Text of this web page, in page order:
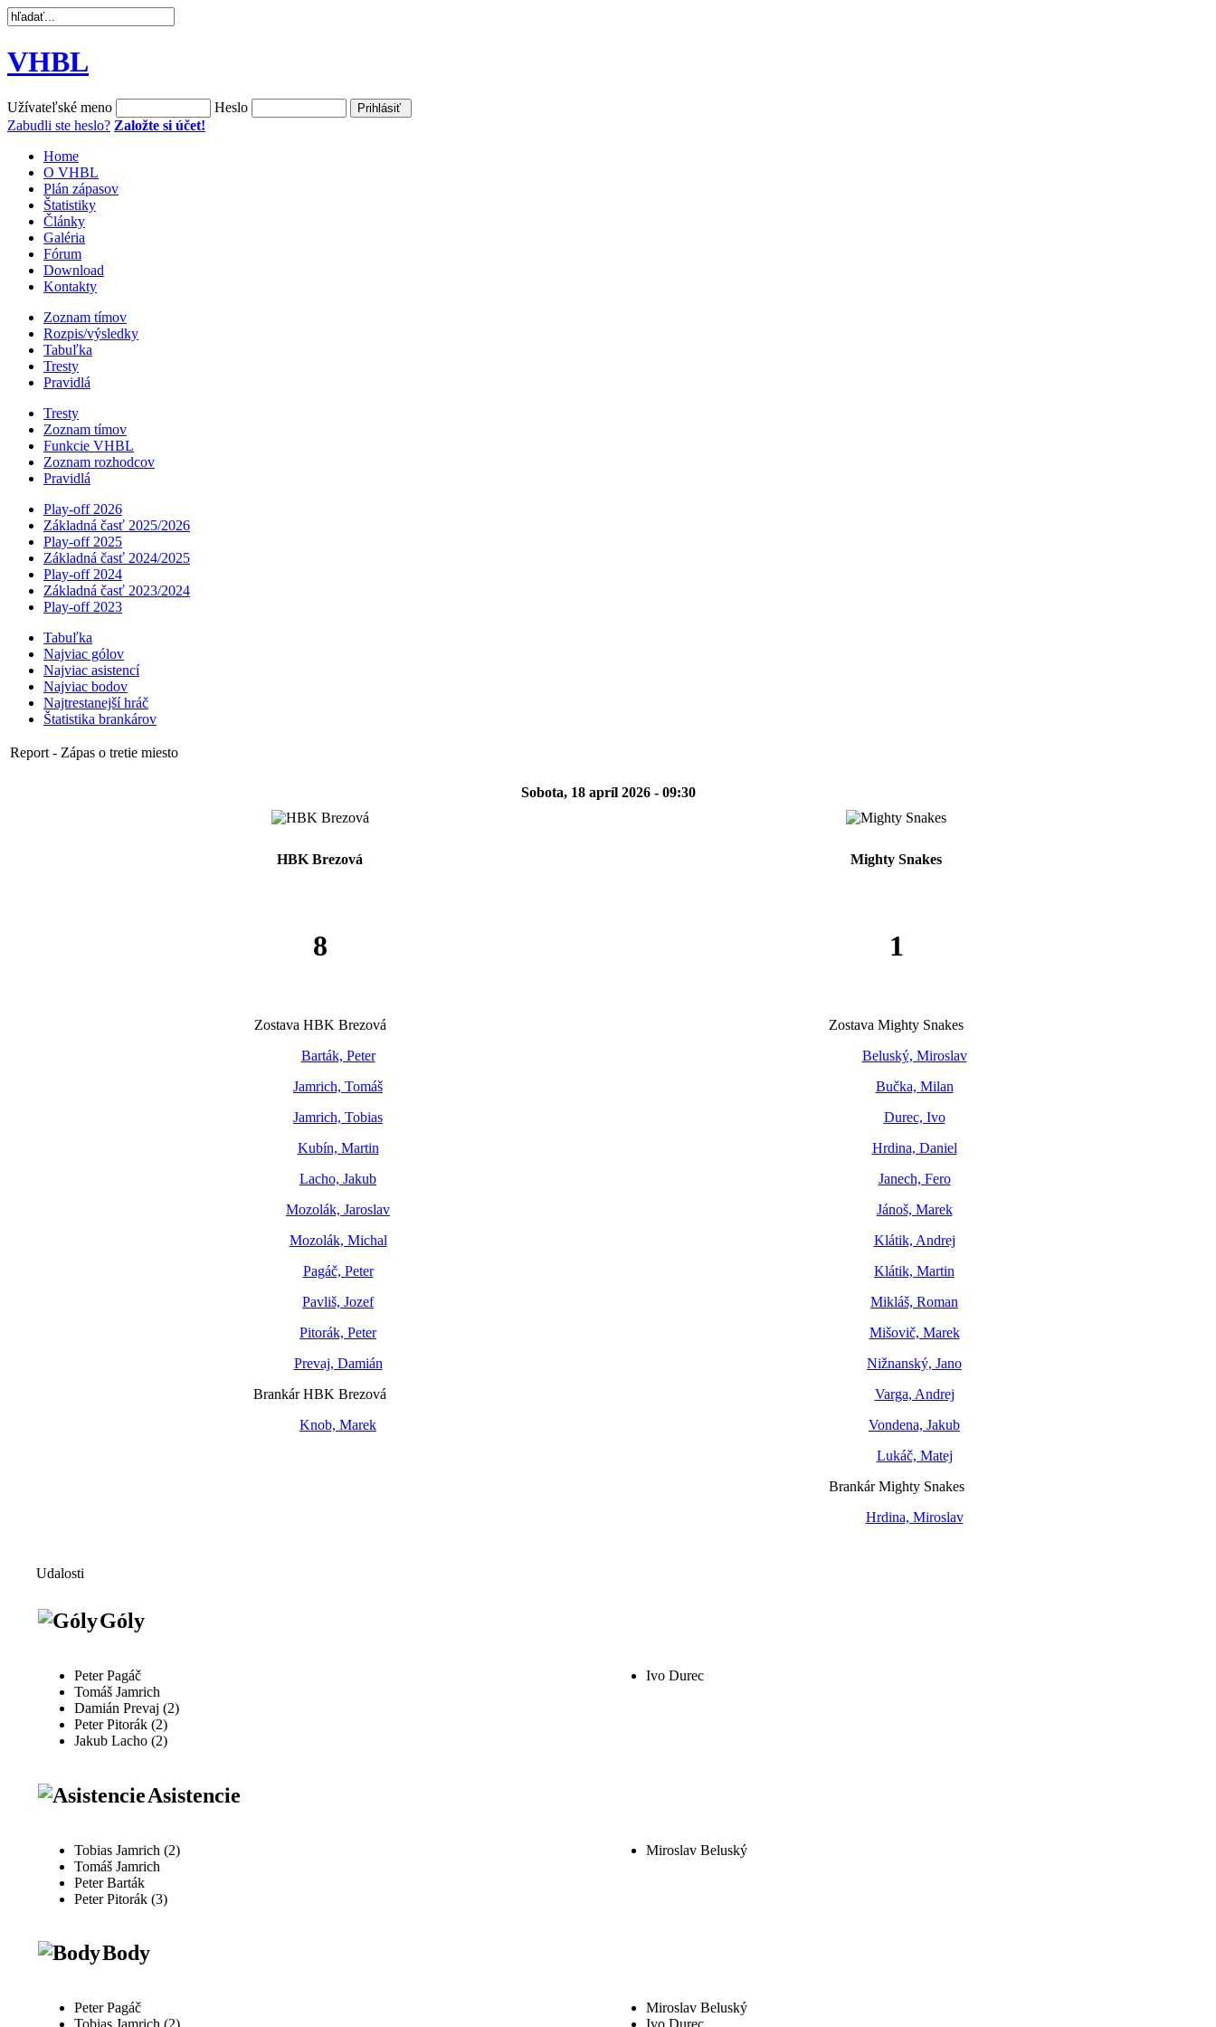
VHBL
Užívateľské meno
Heslo
Zabudli ste heslo? Založte si účet!
Home
O VHBL
Plán zápasov
Štatistiky
Články
Galéria
Fórum
Download
Kontakty
Zoznam tímov
Rozpis/výsledky
Tabuľka
Tresty
Pravidlá
Tresty
Zoznam tímov
Funkcie VHBL
Zoznam rozhodcov
Pravidlá
Play-off 2026
Základná časť 2025/2026
Play-off 2025
Základná časť 2024/2025
Play-off 2024
Základná časť 2023/2024
Play-off 2023
Tabuľka
Najviac gólov
Najviac asistencí­
Najviac bodov
Najtrestanejší hráč
Štatistika brankárov
Report - Zápas o tretie miesto
Sobota, 18 apríl 2026 - 09:30
HBK Brezová Mighty Snakes
8 1
Zostava HBK Brezová
Barták, Peter
Jamrich, Tomáš
Jamrich, Tobias
Kubín, Martin
Lacho, Jakub
Mozolák, Jaroslav
Mozolák, Michal
Pagáč, Peter
Pavliš, Jozef
Pitorák, Peter
Prevaj, Damián
Brankár HBK Brezová
Knob, Marek
Zostava Mighty Snakes
Beluský, Miroslav
Bučka, Milan
Durec, Ivo
Hrdina, Daniel
Janech, Fero
Jánoš, Marek
Klátik, Andrej
Klátik, Martin
Mikláš, Roman
Mišovič, Marek
Nižnanský, Jano
Varga, Andrej
Vondena, Jakub
Lukáč, Matej
Brankár Mighty Snakes
Hrdina, Miroslav
Udalosti
Góly
Peter Pagáč
Tomáš Jamrich
Damián Prevaj (2)
Peter Pitorák (2)
Jakub Lacho (2)
Ivo Durec
Asistencie
Tobias Jamrich (2)
Tomáš Jamrich
Peter Barták
Peter Pitorák (3)
Miroslav Beluský
Body
Peter Pagáč
Miroslav Beluský